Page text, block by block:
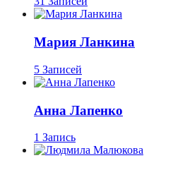
Мария Ланкина
5 Записей
Анна Лапенко
1 Запись